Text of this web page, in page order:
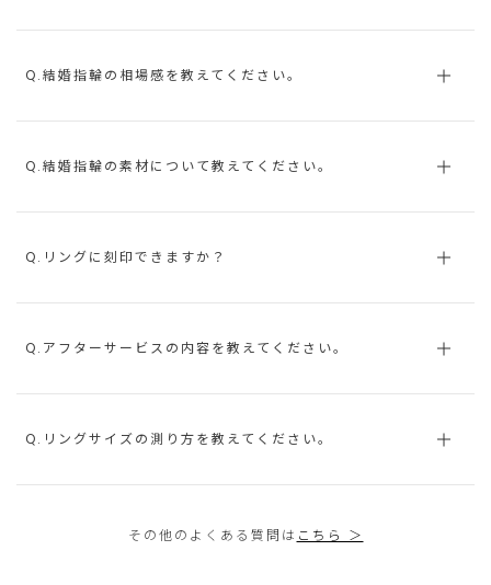
Q.結婚指輪の相場感を教えてください。
Q.結婚指輪の素材について教えてください。
Q.リングに刻印できますか？
Q.アフターサービスの内容を教えてください。
Q.リングサイズの測り方を教えてください。
その他のよくある質問は こちら ＞